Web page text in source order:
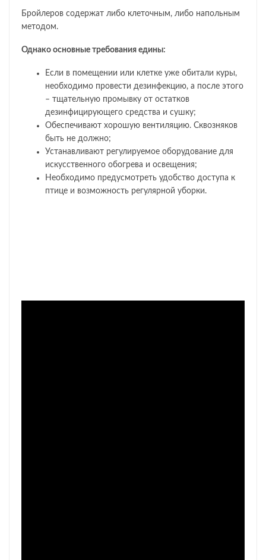
Бройлеров содержат либо клеточным, либо напольным
методом.
Однако основные требования едины:
Если в помещении или клетке уже обитали куры,
необходимо провести дезинфекцию, а после этого
– тщательную промывку от остатков
дезинфицирующего средства и сушку;
Обеспечивают хорошую вентиляцию. Сквозняков
быть не должно;
Устанавливают регулируемое оборудование для
искусственного обогрева и освещения;
Необходимо предусмотреть удобство доступа к
птице и возможность регулярной уборки.